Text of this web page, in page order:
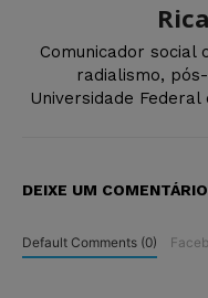
Comunicador social
radialismo,
Universidade Federal
DEIXE UM COMENTÁRIO
Default Comments (0)